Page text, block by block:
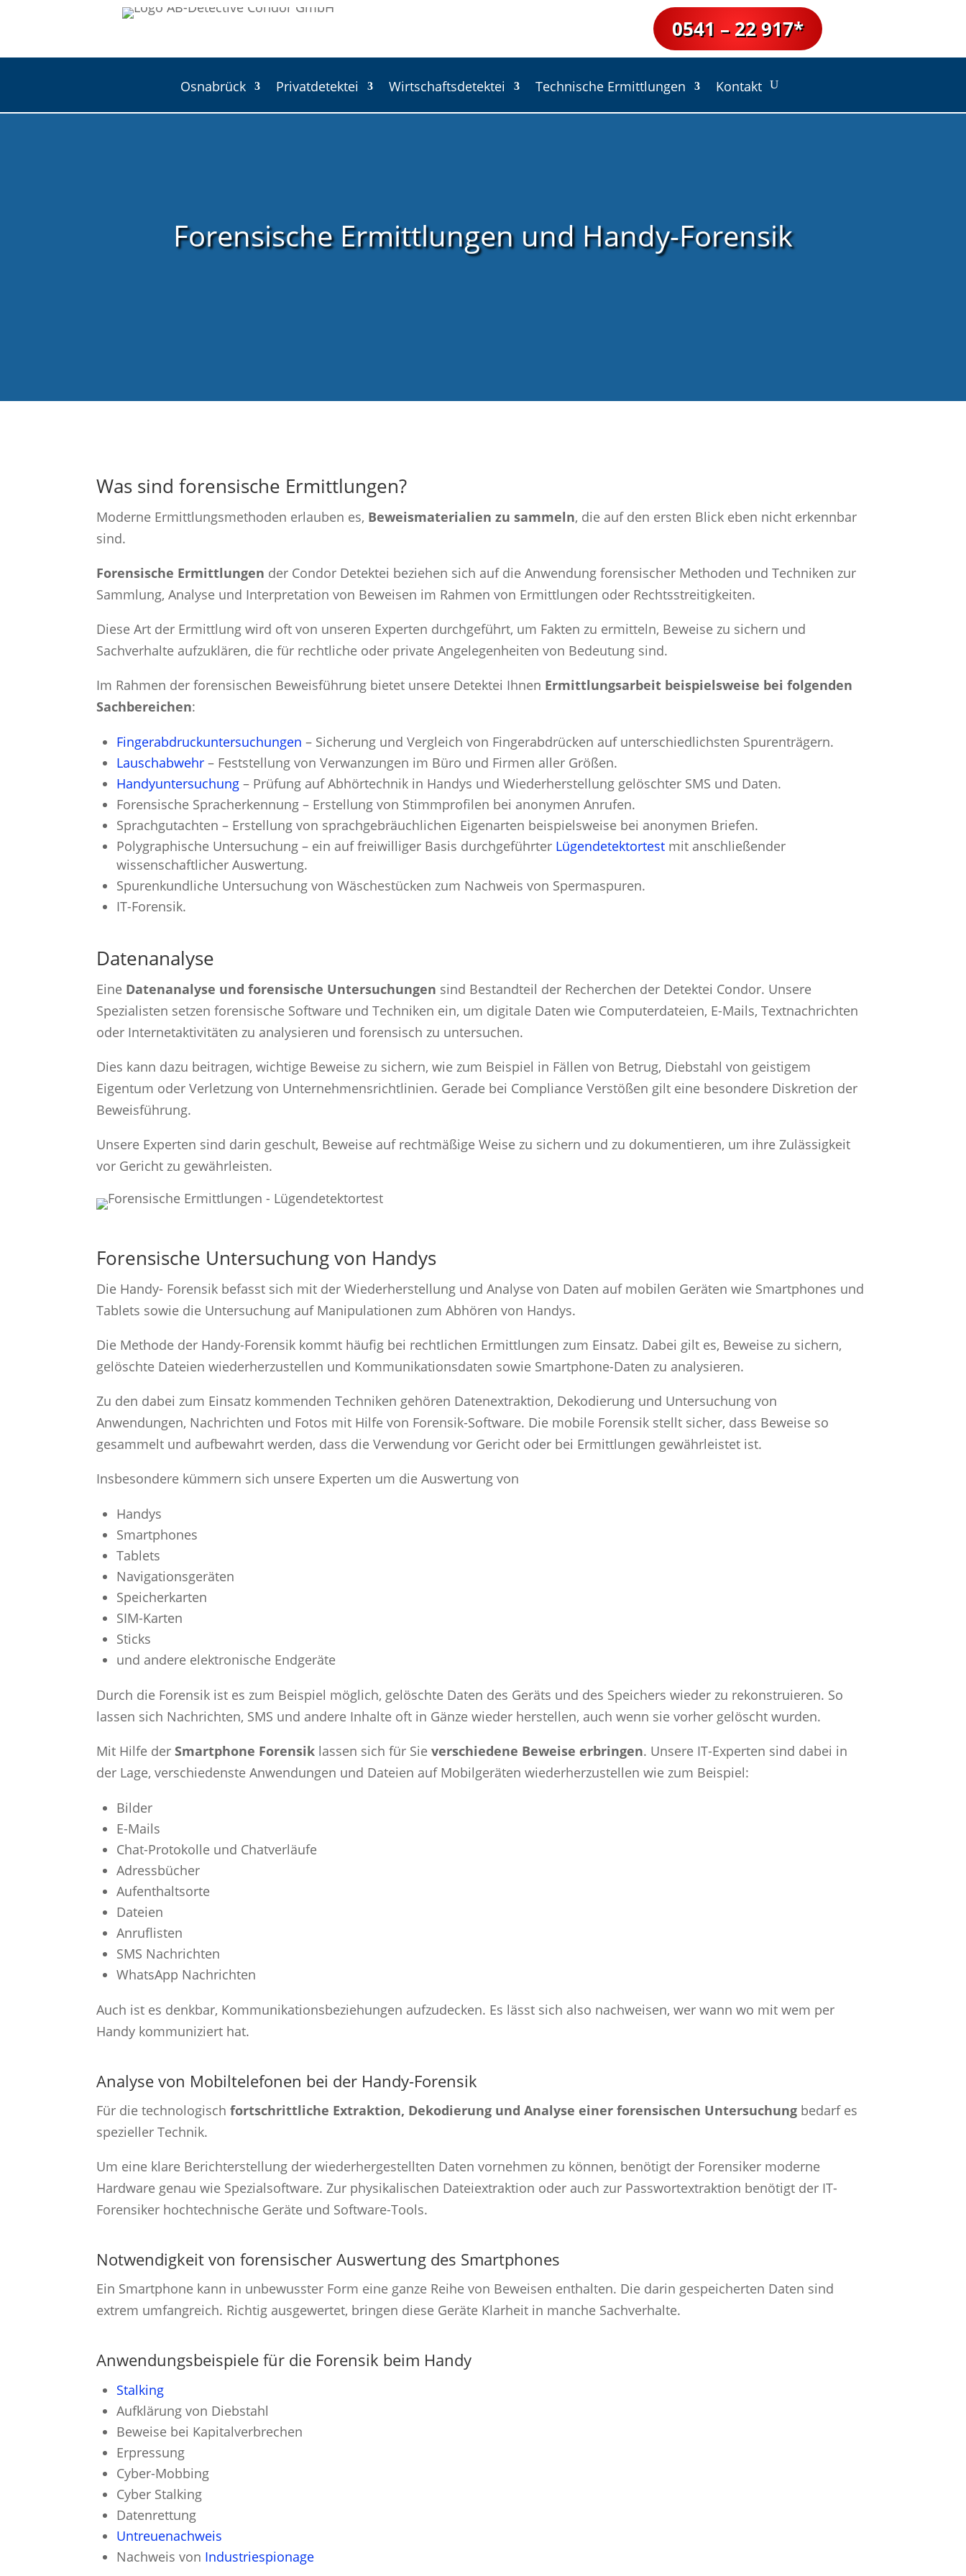
0541 – 22 917*
Osnabrück Privatdetektei Wirtschaftsdetektei Technische Ermittlungen Kontakt
Forensische Ermittlungen und Handy-Forensik
Was sind forensische Ermittlungen?
Moderne Ermittlungsmethoden erlauben es, Beweismaterialien zu sammeln, die auf den ersten Blick eben nicht erkennbar
sind.
Forensische Ermittlungen der Condor Detektei beziehen sich auf die Anwendung forensischer Methoden und Techniken zur
Sammlung, Analyse und Interpretation von Beweisen im Rahmen von Ermittlungen oder Rechtsstreitigkeiten.
Diese Art der Ermittlung wird oft von unseren Experten durchgeführt, um Fakten zu ermitteln, Beweise zu sichern und
Sachverhalte aufzuklären, die für rechtliche oder private Angelegenheiten von Bedeutung sind.
Im Rahmen der forensischen Beweisführung bietet unsere Detektei Ihnen Ermittlungsarbeit beispielsweise bei folgenden
Sachbereichen:
Fingerabdruckuntersuchungen – Sicherung und Vergleich von Fingerabdrücken auf unterschiedlichsten Spurenträgern.
Lauschabwehr – Feststellung von Verwanzungen im Büro und Firmen aller Größen.
Handyuntersuchung – Prüfung auf Abhörtechnik in Handys und Wiederherstellung gelöschter SMS und Daten.
Forensische Spracherkennung – Erstellung von Stimmprofilen bei anonymen Anrufen.
Sprachgutachten – Erstellung von sprachgebräuchlichen Eigenarten beispielsweise bei anonymen Briefen.
Polygraphische Untersuchung – ein auf freiwilliger Basis durchgeführter Lügendetektortest mit anschließender
wissenschaftlicher Auswertung.
Spurenkundliche Untersuchung von Wäschestücken zum Nachweis von Spermaspuren.
IT-Forensik.
Datenanalyse
Eine Datenanalyse und forensische Untersuchungen sind Bestandteil der Recherchen der Detektei Condor. Unsere
Spezialisten setzen forensische Software und Techniken ein, um digitale Daten wie Computerdateien, E-Mails, Textnachrichten
oder Internetaktivitäten zu analysieren und forensisch zu untersuchen.
Dies kann dazu beitragen, wichtige Beweise zu sichern, wie zum Beispiel in Fällen von Betrug, Diebstahl von geistigem
Eigentum oder Verletzung von Unternehmensrichtlinien. Gerade bei Compliance Verstößen gilt eine besondere Diskretion der
Beweisführung.
Unsere Experten sind darin geschult, Beweise auf rechtmäßige Weise zu sichern und zu dokumentieren, um ihre Zulässigkeit
vor Gericht zu gewährleisten.
Forensische Untersuchung von Handys
Die Handy- Forensik befasst sich mit der Wiederherstellung und Analyse von Daten auf mobilen Geräten wie Smartphones und
Tablets sowie die Untersuchung auf Manipulationen zum Abhören von Handys.
Die Methode der Handy-Forensik kommt häufig bei rechtlichen Ermittlungen zum Einsatz. Dabei gilt es, Beweise zu sichern,
gelöschte Dateien wiederherzustellen und Kommunikationsdaten sowie Smartphone-Daten zu analysieren.
Zu den dabei zum Einsatz kommenden Techniken gehören Datenextraktion, Dekodierung und Untersuchung von
Anwendungen, Nachrichten und Fotos mit Hilfe von Forensik-Software. Die mobile Forensik stellt sicher, dass Beweise so
gesammelt und aufbewahrt werden, dass die Verwendung vor Gericht oder bei Ermittlungen gewährleistet ist.
Insbesondere kümmern sich unsere Experten um die Auswertung von
Handys
Smartphones
Tablets
Navigationsgeräten
Speicherkarten
SIM-Karten
Sticks
und andere elektronische Endgeräte
Durch die Forensik ist es zum Beispiel möglich, gelöschte Daten des Geräts und des Speichers wieder zu rekonstruieren. So
lassen sich Nachrichten, SMS und andere Inhalte oft in Gänze wieder herstellen, auch wenn sie vorher gelöscht wurden.
Mit Hilfe der Smartphone Forensik lassen sich für Sieverschiedene Beweise erbringen. Unsere IT-Experten sind dabei in
der Lage, verschiedenste Anwendungen und Dateien auf Mobilgeräten wiederherzustellen wie zum Beispiel:
Bilder
E-Mails
Chat-Protokolle und Chatverläufe
Adressbücher
Aufenthaltsorte
Dateien
Anruflisten
SMS Nachrichten
WhatsApp Nachrichten
Auch ist es denkbar, Kommunikationsbeziehungen aufzudecken. Es lässt sich also nachweisen, wer wann wo mit wem per
Handy kommuniziert hat.
Analyse von Mobiltelefonen bei der Handy-Forensik
Für die technologischfortschrittliche Extraktion, Dekodierung und Analyse einer forensischen Untersuchung bedarf es
spezieller Technik.
Um eine klare Berichterstellung der wiederhergestellten Daten vornehmen zu können, benötigt der Forensiker moderne
Hardware genau wie Spezialsoftware. Zur physikalischen Dateiextraktion oder auch zur Passwortextraktion benötigt der IT-
Forensiker hochtechnische Geräte und Software-Tools.
Notwendigkeit von forensischer Auswertung des Smartphones
Ein Smartphone kann in unbewusster Form eine ganze Reihe von Beweisen enthalten. Die darin gespeicherten Daten sind
extrem umfangreich. Richtig ausgewertet, bringen diese Geräte Klarheit in manche Sachverhalte.
Anwendungsbeispiele für die Forensik beim Handy
Stalking
Aufklärung von Diebstahl
Beweise bei Kapitalverbrechen
Erpressung
Cyber-Mobbing
Cyber Stalking
Datenrettung
Untreuenachweis
Nachweis von Industriespionage